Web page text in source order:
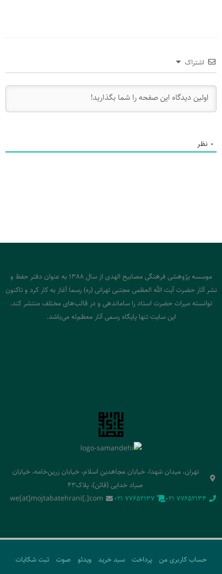
اشتراک
0 نظر
موسسه پژوهشی فرهنگی مصابیح الهدی از سال 1388 به عنوان دفتر حفظ و
نشر آثار حضرت آیت الله العظمی مجتبی تهرانی (ره) رسما آغاز به کار کرد و تاکنون
توانسته میراث حضرت استاد را ساماندهی و در قالب‌های مختلف منتشر کند.
این سایت تنها پایگاه رسمی آثار معظم‌له می‌باشد.
تهران، میدان شهدا، خیابان مجاهدین اسلام، خیابان زرین‌خامه، خیابان
صیاد خدایی (قائن)، پلاک43
‭021 77652134‬
‭021 77652137‬
we[at]mojtabatehrani[.]com
حساب کاربری من پرداخت سبد خرید ویدئو صوت
ثبت شکایات